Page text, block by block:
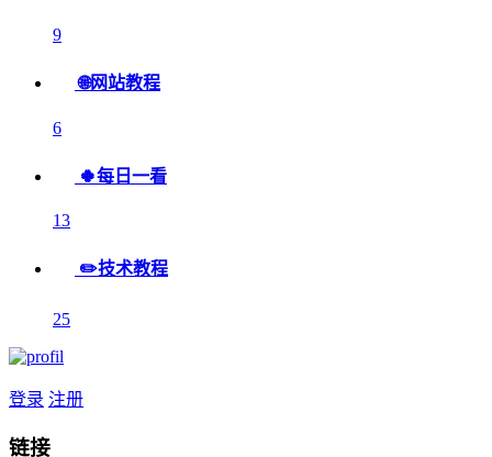
9
🌐网站教程
6
🍀每日一看
13
✏️技术教程
25
登录 注册
链接